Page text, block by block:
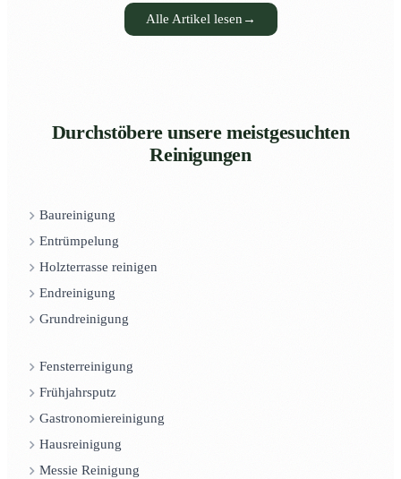
Alle Artikel lesen →
Durchstöbere unsere meistgesuchten
Reinigungen
Baureinigung
Entrümpelung
Holzterrasse reinigen
Endreinigung
Grundreinigung
Fensterreinigung
Frühjahrsputz
Gastronomiereinigung
Hausreinigung
Messie Reinigung